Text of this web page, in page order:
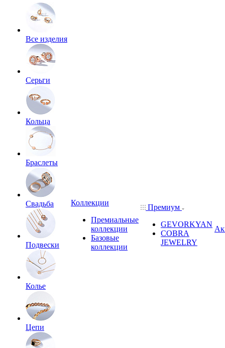
Все изделия
Серьги
Кольца
Браслеты
Свадьба
Подвески
Колье
Цепи
Коллекции
Премиальные
коллекции
Базовые
коллекции
Премиум
GEVORKYAN
COBRA
JEWELRY